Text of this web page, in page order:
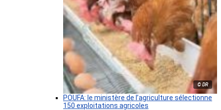
© DR
POUFA: le ministère de l’agriculture sélectionne
150 exploitations agricoles